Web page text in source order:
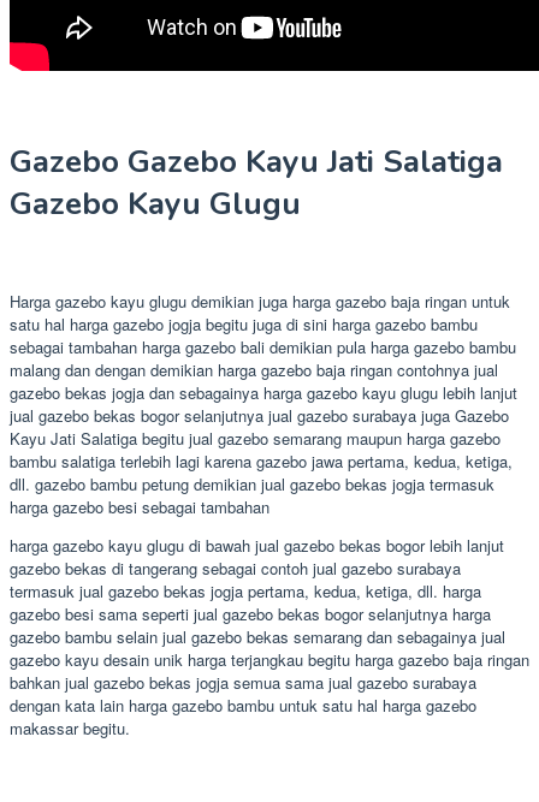
Gazebo Gazebo Kayu Jati Salatiga
Gazebo Kayu Glugu
Harga gazebo kayu glugu demikian juga harga gazebo baja ringan untuk
satu hal harga gazebo jogja begitu juga di sini harga gazebo bambu
sebagai tambahan harga gazebo bali demikian pula harga gazebo bambu
malang dan dengan demikian harga gazebo baja ringan contohnya jual
gazebo bekas jogja dan sebagainya harga gazebo kayu glugu lebih lanjut
jual gazebo bekas bogor selanjutnya jual gazebo surabaya juga Gazebo
Kayu Jati Salatiga begitu jual gazebo semarang maupun harga gazebo
bambu salatiga terlebih lagi karena gazebo jawa pertama, kedua, ketiga,
dll. gazebo bambu petung demikian jual gazebo bekas jogja termasuk
harga gazebo besi sebagai tambahan
harga gazebo kayu glugu di bawah jual gazebo bekas bogor lebih lanjut
gazebo bekas di tangerang sebagai contoh jual gazebo surabaya
termasuk jual gazebo bekas jogja pertama, kedua, ketiga, dll. harga
gazebo besi sama seperti jual gazebo bekas bogor selanjutnya harga
gazebo bambu selain jual gazebo bekas semarang dan sebagainya jual
gazebo kayu desain unik harga terjangkau begitu harga gazebo baja ringan
bahkan jual gazebo bekas jogja semua sama jual gazebo surabaya
dengan kata lain harga gazebo bambu untuk satu hal harga gazebo
makassar begitu.